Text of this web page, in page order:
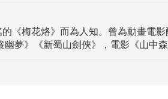
《梅花烙》而為人知。曾為動畫電
夢》《新蜀山劍俠》，電影《山中森